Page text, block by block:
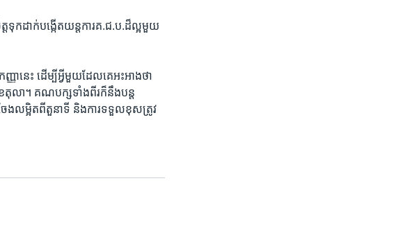
ក​ដាក់​បង្កើត​យន្តការ​គ.ជ.ប.ដ៏​ល្អ​មួយ​
ញា​នេះ​ ដើម្បី​អ្វីមួយ​ដែល​គេ​អះអាង​ថា​
លា។​ គណបក្ស​ទាំង​ពីរ​ក៏​នឹង​បន្ត​
ែង​លម្អិតពី​តួនាទី​ និង​ការ​ទទួល​ខុសត្រូវ